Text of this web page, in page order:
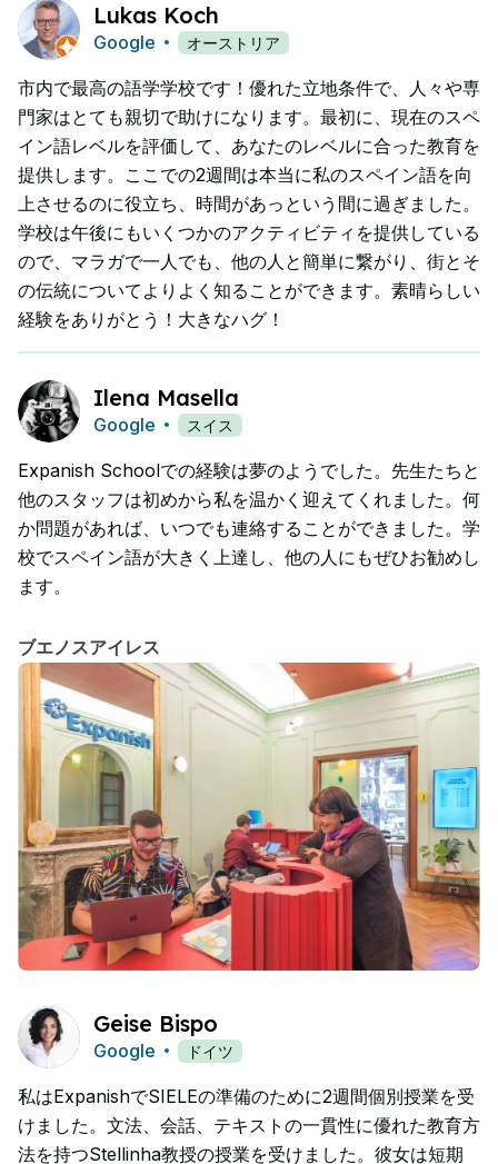
Lukas Koch
Google オーストリア
市内で最高の語学学校です！優れた立地条件で、人々や専
門家はとても親切で助けになります。最初に、現在のスペ
イン語レベルを評価して、あなたのレベルに合った教育を
提供します。ここでの2週間は本当に私のスペイン語を向
上させるのに役立ち、時間があっという間に過ぎました。
学校は午後にもいくつかのアクティビティを提供している
ので、マラガで一人でも、他の人と簡単に繋がり、街とそ
の伝統についてよりよく知ることができます。素晴らしい
経験をありがとう！大きなハグ！
Ilena Masella
Google スイス
Expanish Schoolでの経験は夢のようでした。先生たちと
他のスタッフは初めから私を温かく迎えてくれました。何
か問題があれば、いつでも連絡することができました。学
校でスペイン語が大きく上達し、他の人にもぜひお勧めし
ます。
ブエノスアイレス
Geise Bispo
Google ドイツ
私はExpanishでSIELEの準備のために2週間個別授業を受
けました。文法、会話、テキストの一貫性に優れた教育方
法を持つStellinha教授の授業を受けました。彼女は短期